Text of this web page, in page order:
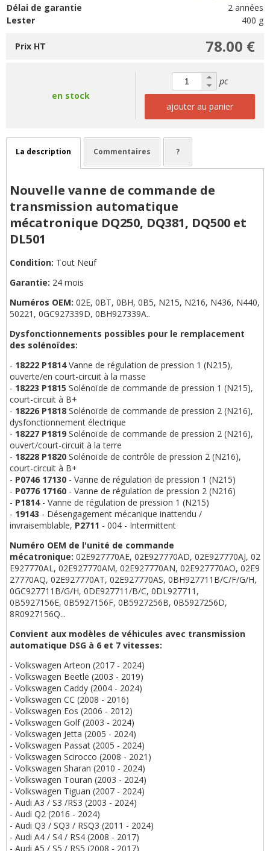
Délai de garantie
2 années
Lester
400 g
78.00 €
Prix HT
en stock
pc
ajouter au panier
La description Commentaires ?
Nouvelle vanne de commande de
transmission automatique
mécatronique DQ250, DQ381, DQ500 et
DL501
Condition: Tout Neuf
Garantie: 24 mois
Numéros OEM: 02E, 0BT, 0BH, 0B5, N215, N216, N436, N440,
50221, 0GC927339D, 0BH927339A..
Dysfonctionnements possibles pour le remplacement
des solénoïdes:
- 18222 P1814Vanne de régulation de pression 1 (N215),
ouverte/en court-circuit à la masse
- 18223 P1815 Solénoïde de commande de pression 1 (N215),
court-circuit à B+
- 18226 P1818 Solénoïde de commande de pression 2 (N216),
dysfonctionnement électrique
- 18227 P1819 Solénoïde de commande de pression 2 (N216),
ouvert/court-circuit à la terre
- 18228 P1820 Solénoïde de contrôle de pression 2 (N216),
court-circuit à B+
- P0746 17130 - Vanne de régulation de pression 1 (N215)
- P0776 17160 - Vanne de régulation de pression 2 (N216)
- P1814- Vanne de régulation de pression 1 (N215)
- 19143 - Désengagement mécanique inattendu /
invraisemblable, P2711 - 004 - Intermittent
Numéro OEM de l'unité de commande
mécatronique: 02E927770AE, 02E927770AD, 02E927770AJ, 02
E927770AL, 02E927770AM, 02E927770AN, 02E927770AO, 02E9
27770AQ, 02E927770AT, 02E927770AS, 0BH927711B/C/F/G/H,
0GC927711B/G/H, 0DE927711/B/C, 0DL927711,
0B5927156E, 0B5927156F, 0B5927256B, 0B5927256D,
8R0927156Q...
Convient aux modèles de véhicules avec transmission
automatique DSG à 6 et 7 vitesses:
- Volkswagen Arteon (2017 - 2024)
- Volkswagen Beetle (2003 - 2019)
- Volkswagen Caddy (2004 - 2024)
- Volkswagen CC (2008 - 2016)
- Volkswagen Eos (2006 - 2012)
- Volkswagen Golf (2003 - 2024)
- Volkswagen Jetta (2005 - 2024)
- Volkswagen Passat (2005 - 2024)
- Volkswagen Scirocco (2008 - 2021)
- Volkswagen Sharan (2010 - 2024)
- Volkswagen Touran (2003 - 2024)
- Volkswagen Tiguan (2007 - 2024)
- Audi A3 / S3 /RS3 (2003 - 2024)
- Audi Q2 (2016 - 2024)
- Audi Q3 / SQ3 / RSQ3 (2011 - 2024)
- Audi A4 / S4 / RS4 (2008 - 2017)
- Audi A5 / S5 / RS5 (2008 - 2017)